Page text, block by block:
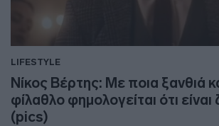
LIFESTYLE
Νίκος Βέρτης: Με ποια ξανθιά
φίλαθλο φημολογείται ότι είναι
(pics)